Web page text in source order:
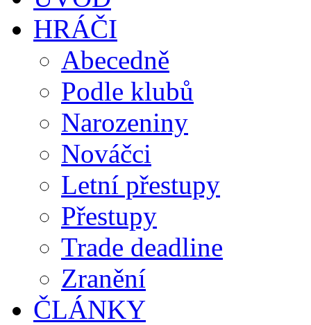
HRÁČI
Abecedně
Podle klubů
Narozeniny
Nováčci
Letní přestupy
Přestupy
Trade deadline
Zranění
ČLÁNKY